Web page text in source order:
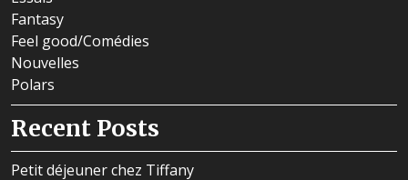
Fantasy
Feel good/Comédies
Nouvelles
Polars
Recent Posts
Petit déjeuner chez Tiffany